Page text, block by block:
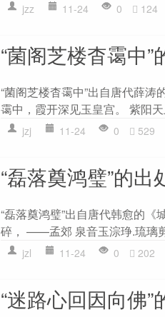
jzz 11-24 0 124
“菌阁芝楼杳霭中”
“菌阁芝楼杳霭中”出自唐代薛涛
霭中，霞开深见玉皇宫。 紫阳
jzj 11-24 0 529
“磊落奠鸿璧”的出
“磊落奠鸿璧”出自唐代韩愈的《
碎， ——孟郊 泉音玉淙琤.琉璃
jzl 11-24 0 202
“迷路心回因向佛”